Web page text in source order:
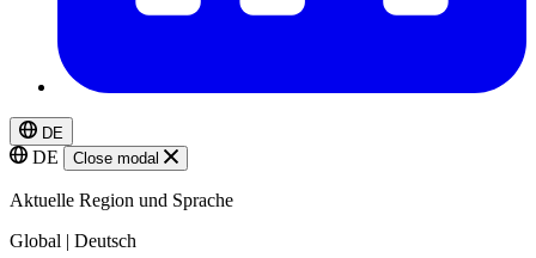
DE
DE Close modal
Aktuelle Region und Sprache
Global | Deutsch